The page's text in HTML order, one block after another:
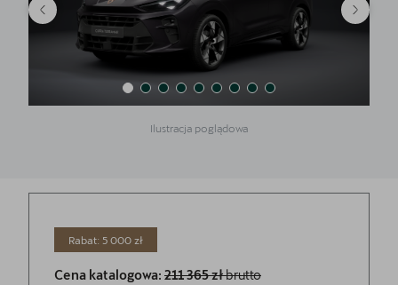
Ilustracja poglądowa
Rabat: 5 000 zł
Cena katalogowa: 211 365 złbrutto